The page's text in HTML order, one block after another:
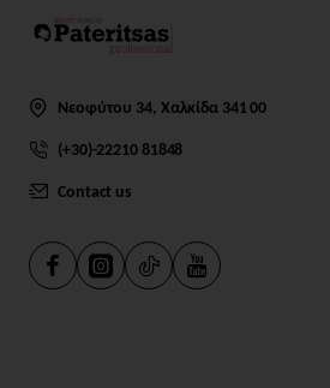
Νεοφύτου 34, Χαλκίδα 341 00
(+30)-22210 81848
Contact us